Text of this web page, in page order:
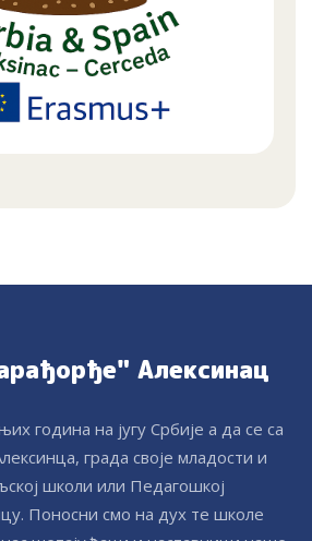
Алексинац
година на југу Србије а да се са
града своје младости и
школи или Педагошкој
Поносни смо на дух те школе